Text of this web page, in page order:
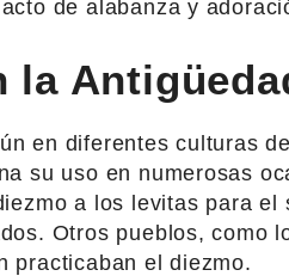
de alabanza y
la
en diferentes culturas
su uso en numerosas
a los levitas para el
Otros pueblos, como
practicaban el diezmo.